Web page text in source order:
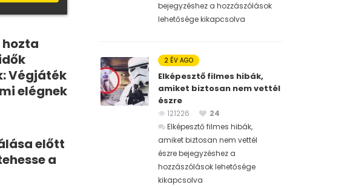
Végjáték
elégnek
előtt
a
bejegyzéshez a hozzászólások
lehetősége kikapcsolva
2 ÉV AGO
Elképesztő filmes hibák,
amiket biztosan nem vettél
észre
121226
24
Elképesztő filmes hibák,
amiket biztosan nem vettél
észre bejegyzéshez a
hozzászólások lehetősége
kikapcsolva